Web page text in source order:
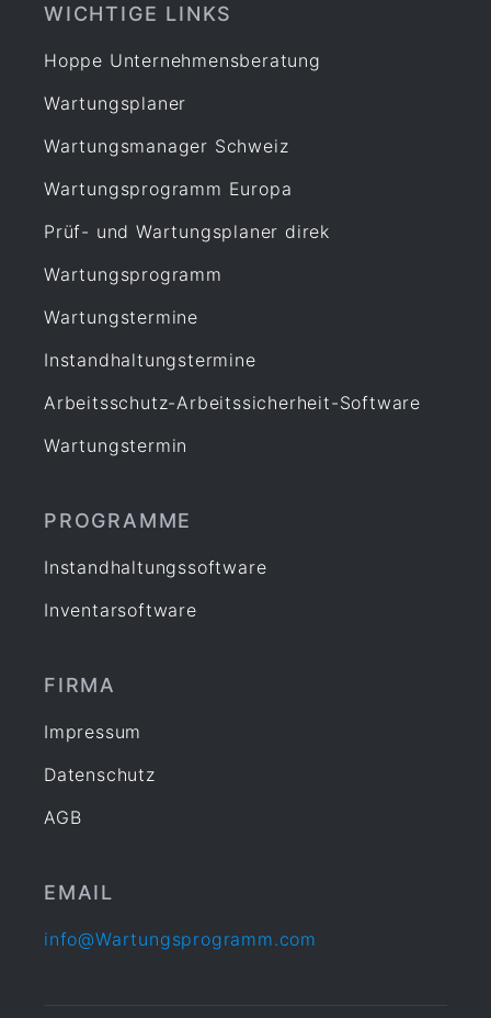
Gesetz
Leiterprüfung
Produktion
Prüfen
Prüfmittel Messmittel
Prüfung Fuhrpark
Sonstiges
WICHTIGE LINKS
Hoppe Unternehmensberatung
Wartungsplaner
Wartungsmanager Schweiz
Wartungsprogramm Europa
Prüf- und Wartungsplaner direk
Wartungsprogramm
Wartungstermine
Instandhaltungstermine
Arbeitsschutz-Arbeitssicherheit-Software
Wartungstermin
PROGRAMME
Instandhaltungssoftware
Inventarsoftware
FIRMA
Impressum
Datenschutz
AGB
EMAIL
info@Wartungsprogramm.com